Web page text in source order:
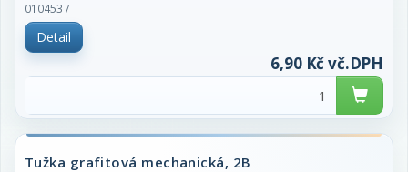
cena za 1 kus
010453 /
Detail
6,90 Kč vč.DPH
Tužka grafitová mechanická, 2B